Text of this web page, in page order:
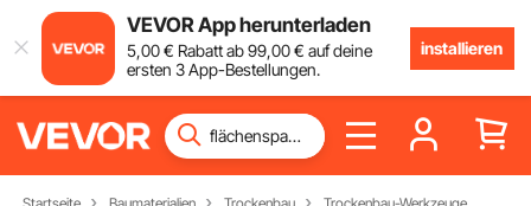
VEVOR App herunterladen
5,00€ Rabatt ab99,00€ auf deine
ersten 3 App-Bestellungen.
installieren